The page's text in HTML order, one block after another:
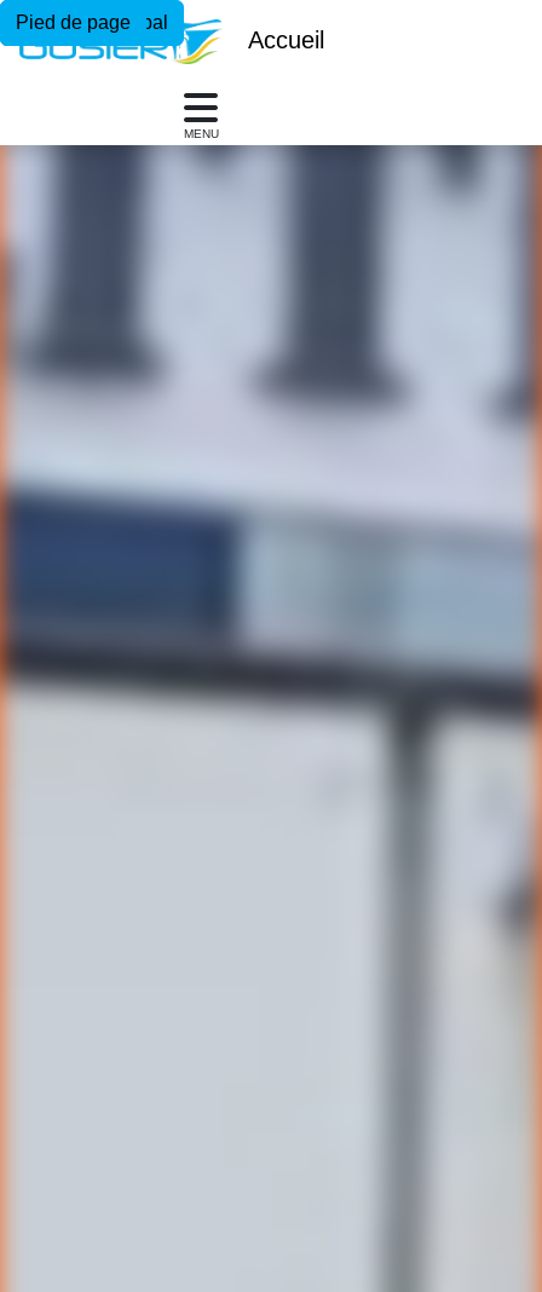
Menu principal
Contenu principal
Pied de page
Accueil
MENU